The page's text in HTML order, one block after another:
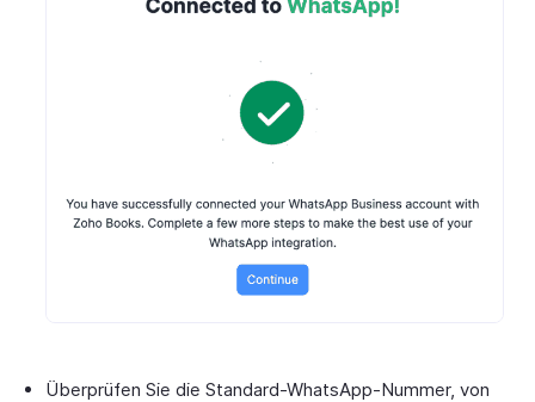
Überprüfen Sie die Standard-WhatsApp-Nummer, von